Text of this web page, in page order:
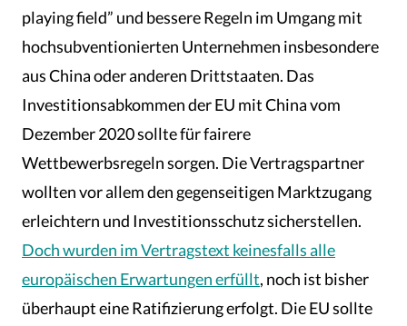
playing field” und bessere Regeln im Umgang mit
hochsubventionierten Unternehmen insbesondere
aus China oder anderen Drittstaaten. Das
Investitionsabkommen der EU mit China vom
Dezember 2020 sollte für fairere
Wettbewerbsregeln sorgen. Die Vertragspartner
wollten vor allem den gegenseitigen Marktzugang
erleichtern und Investitionsschutz sicherstellen.
Doch wurden im Vertragstext keinesfalls alle
europäischen Erwartungen erfüllt, noch ist bisher
überhaupt eine Ratifizierung erfolgt. Die EU sollte